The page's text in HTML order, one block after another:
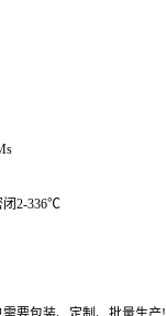
闭2-336℃